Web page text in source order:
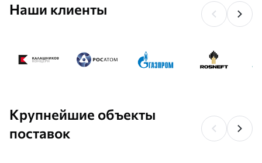
Наши клиенты
Крупнейшие объекты
поставок